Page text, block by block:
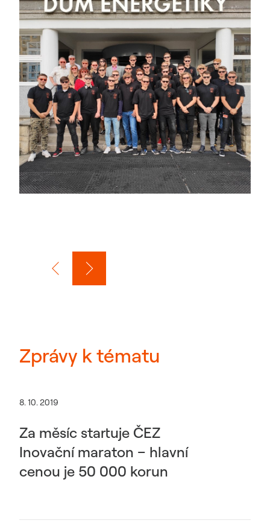
Zprávy k tématu
8. 10. 2019
Za měsíc startuje ČEZ
Inovační maraton – hlavní
cenou je 50 000 korun